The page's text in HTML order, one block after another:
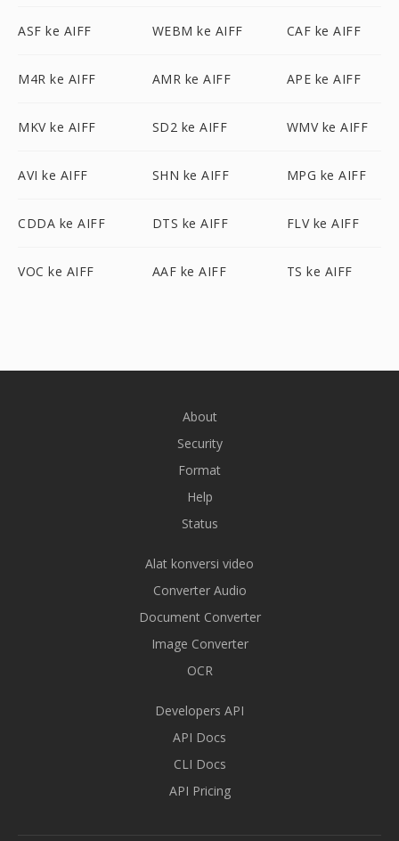
ASF ke AIFF WEBM ke AIFF CAF ke AIFF
M4R ke AIFF AMR ke AIFF APE ke AIFF
MKV ke AIFF SD2 ke AIFF WMV ke AIFF
AVI ke AIFF SHN ke AIFF MPG ke AIFF
CDDA ke AIFF DTS ke AIFF FLV ke AIFF
VOC ke AIFF AAF ke AIFF TS ke AIFF
About
Security
Format
Help
Status
Alat konversi video
Converter Audio
Document Converter
Image Converter
OCR
Developers API
API Docs
CLI Docs
API Pricing